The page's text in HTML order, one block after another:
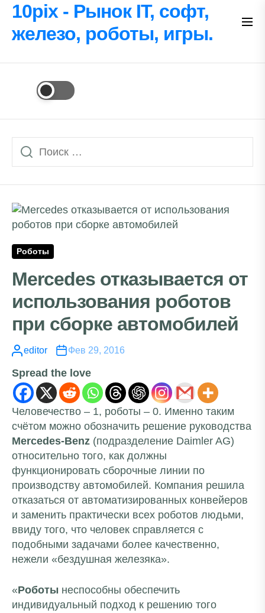
Перейти
содержимому
10pix - Рынок IT, софт,
железо, роботы, игры.
Роботы
Mercedes отказывается от
использования роботов
при сборке автомобилей
editor Фев 29, 2016
Spread the love
Человечество – 1, роботы – 0. Именно таким
счётом можно обозначить решение руководства
Mercedes-Benz (подразделение Daimler AG)
относительно того, как должны
функционировать сборочные линии по
производству автомобилей. Компания решила
отказаться от автоматизированных конвейеров
и заменить практически всех роботов людьми,
ввиду того, что человек справляется с
подобными задачами более качественно,
нежели «бездушная железяка».
«Роботы неспособны обеспечить
индивидуальный подход к решению того